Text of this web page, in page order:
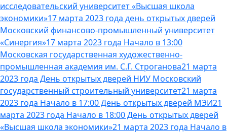
исследовательский университет «Высшая школа
экономики»17 марта 2023 года день открытых дверей
Московский финансово-промышленный университет
«Синергия»17 марта 2023 года Начало в 13:00
Московская государственная художественно-
промышленная академия им. С.Г. Строганова21 марта
2023 года День открытых дверей НИУ Московский
государственный строительный университет21 марта
2023 года Начало в 17:00 День открытых дверей МЭИ21
марта 2023 года Начало в 18:00 День открытых дверей
«Высшая школа экономики»21 марта 2023 года Начало в